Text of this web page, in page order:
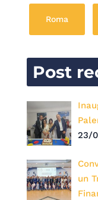
Roma
Post
23/
un